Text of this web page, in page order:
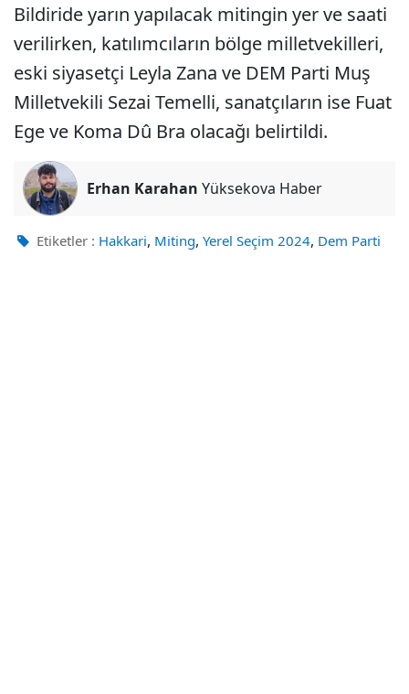
Bildiride yarın yapılacak mitingin yer ve saati
verilirken, katılımcıların bölge milletvekilleri,
eski siyasetçi Leyla Zana ve DEM Parti Muş
Milletvekili Sezai Temelli, sanatçıların ise Fuat
Ege ve Koma Dû Bra olacağı belirtildi.
Erhan Karahan Yüksekova Haber
Etiketler : Hakkari, Miting, Yerel Seçim 2024, Dem Parti